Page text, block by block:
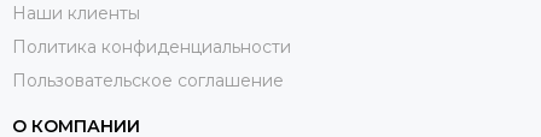
Наши клиенты
Политика конфиденциальности
Пользовательское соглашение
О КОМПАНИИ